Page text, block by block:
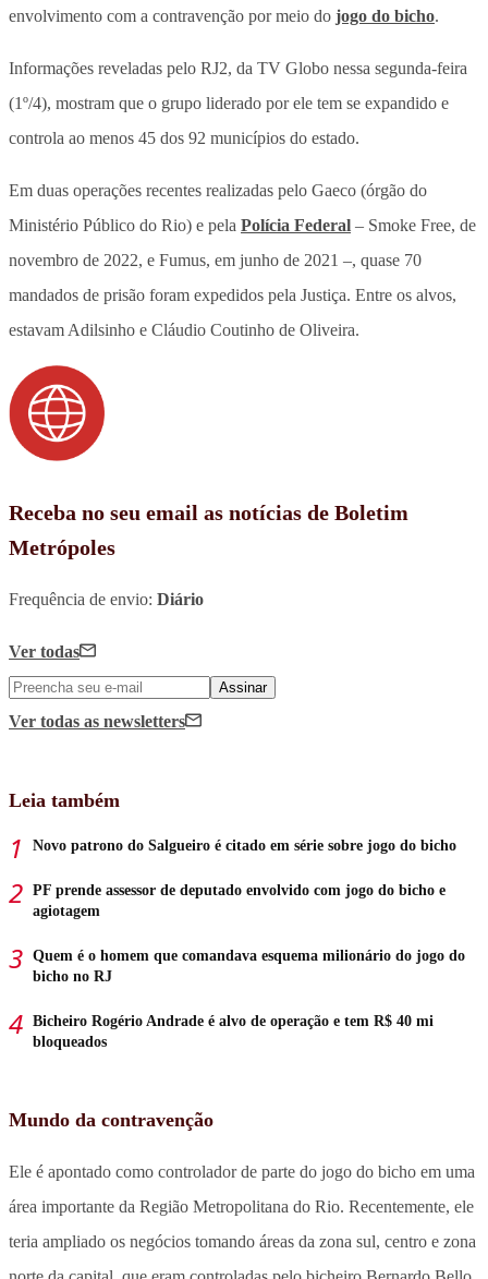
envolvimento com a contravenção por meio do jogo do bicho.
Informações reveladas pelo RJ2, da TV Globo nessa segunda-feira
(1º/4), mostram que o grupo liderado por ele tem se expandido e
controla ao menos 45 dos 92 municípios do estado.
Em duas operações recentes realizadas pelo Gaeco (órgão do
Ministério Público do Rio) e pela Polícia Federal – Smoke Free, de
novembro de 2022, e Fumus, em junho de 2021 –, quase 70
mandados de prisão foram expedidos pela Justiça. Entre os alvos,
estavam Adilsinho e Cláudio Coutinho de Oliveira.
Receba no seu email as notícias de Boletim
Metrópoles
Frequência de envio: Diário
Ver todas
Assinar
Ver todas as newsletters
Leia também
Novo patrono do Salgueiro é citado em série sobre jogo do bicho
PF prende assessor de deputado envolvido com jogo do bicho e
agiotagem
Quem é o homem que comandava esquema milionário do jogo do
bicho no RJ
Bicheiro Rogério Andrade é alvo de operação e tem R$ 40 mi
bloqueados
Mundo da contravenção
Ele é apontado como controlador de parte do jogo do bicho em uma
área importante da Região Metropolitana do Rio. Recentemente, ele
teria ampliado os negócios tomando áreas da zona sul, centro e zona